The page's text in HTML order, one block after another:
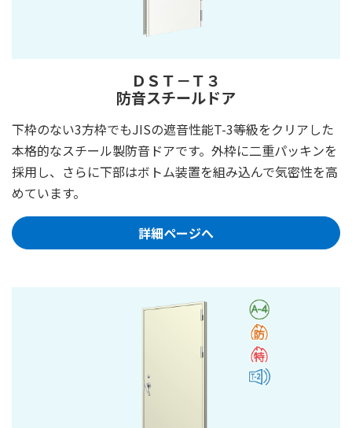
ＤＳＴ－Ｔ３
防音スチールドア
下枠のない3方枠でもJISの遮音性能T-3等級をクリアした
本格的なスチール製防音ドアです。外枠に二重パッキンを
採用し、さらに下部はボトム装置を組み込んで気密性を高
めています。
詳細ページへ